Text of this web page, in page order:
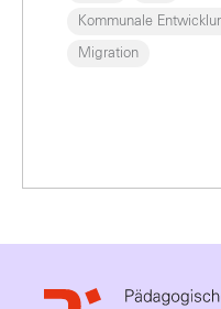
Kommunale
Migration